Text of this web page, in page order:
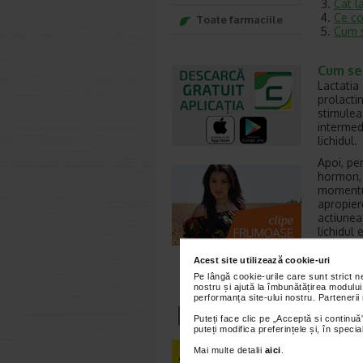
Acest site utilizează cookie-uri
Pe lângă cookie-urile care sunt strict
nostru și ajută la îmbunătățirea
performanța site-ului nostru.
Puteți face clic pe „Acceptă si
puteți modifica preferințele și, în
Mai multe detalii aici
Cat
Ce
Cum
Cum
lichidul.
Apoi,
lichidul
Pungile
umplute
Toate farmaciile